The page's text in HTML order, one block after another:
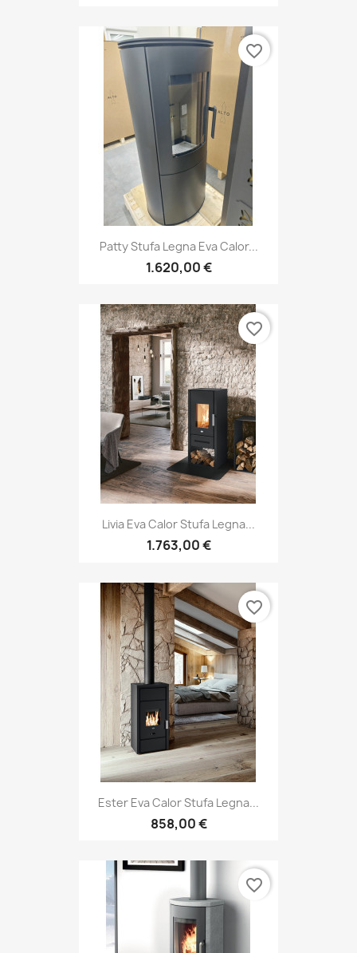
Patty Stufa Legna Eva Calor...
1.620,00 €
favorite_border
Livia Eva Calor Stufa Legna...
1.763,00 €
favorite_border
Ester Eva Calor Stufa Legna...
858,00 €
favorite_border
favorite_border